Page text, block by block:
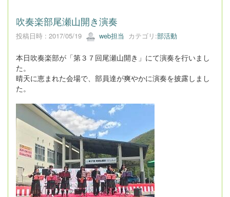
吹奏楽部尾瀬山開き演奏
投稿日時 : 2017/05/19 web担当 カテゴリ:部活動
本日吹奏楽部が「第３７回尾瀬山開き」にて演奏を行いまし
た。
晴天に恵まれた会場で、部員達が爽やかに演奏を披露しまし
た。